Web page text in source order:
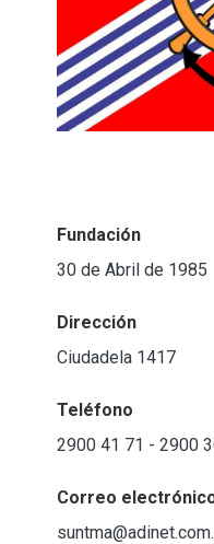
Fundación
30 de Abril de 1985
Dirección
Ciudadela 1417
Teléfono
2900 41 71 - 2900
Correo